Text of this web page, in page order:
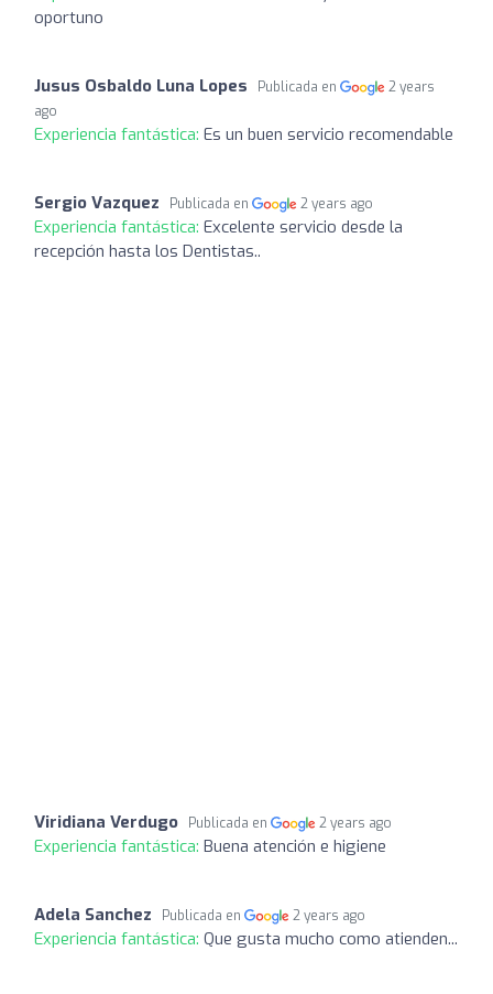
oportuno
Jusus Osbaldo Luna Lopes Publicada en
2 years
ago
Experiencia fantástica: Es un buen servicio recomendable
Sergio Vazquez Publicada en 2 years ago
Experiencia fantástica: Excelente servicio desde la
recepción hasta los Dentistas..
Viridiana Verdugo Publicada en 2 years ago
Experiencia fantástica: Buena atención e higiene
Adela Sanchez Publicada en 2 years ago
Experiencia fantástica: Que gusta mucho como atienden...